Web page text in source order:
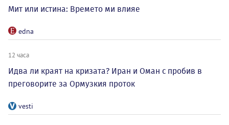
Мит или истина: Времето ми влияе
edna
12 часа
Идва ли краят на кризата? Иран и Оман с пробив в
преговорите за Ормузкия проток
vesti